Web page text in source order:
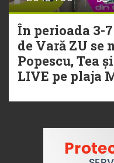
În perioada 3-
de Vară ZU se
Popescu, Tea
LIVE pe plaja